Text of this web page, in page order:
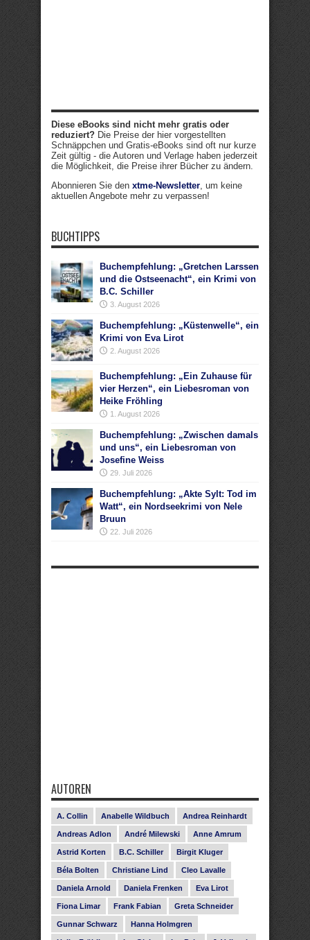
Diese eBooks sind nicht mehr gratis oder
reduziert? Die Preise der hier vorgestellten
Schnäppchen und Gratis-eBooks sind oft nur kurze
Zeit gültig - die Autoren und Verlage haben jederzeit
die Möglichkeit, die Preise ihrer Bücher zu ändern.
Abonnieren Sie den xtme-Newsletter , um keine
aktuellen Angebote mehr zu verpassen!
BUCHTIPPS
Buchempfehlung: „Gretchen Larssen
und die Ostseenacht“, ein Krimi von
B.C. Schiller
3. August 2026
Buchempfehlung: „Küstenwelle“, ein
Krimi von Eva Lirot
2. August 2026
Buchempfehlung: „Ein Zuhause für
vier Herzen“, ein Liebesroman von
Heike Fröhling
1. August 2026
Buchempfehlung: „Zwischen damals
und uns“, ein Liebesroman von
Josefine Weiss
29. Juli 2026
Buchempfehlung: „Akte Sylt: Tod im
Watt“, ein Nordseekrimi von Nele
Bruun
22. Juli 2026
AUTOREN
A. Collin Anabelle Wildbuch Andrea Reinhardt
Andreas Adlon André Milewski Anne Amrum
Astrid Korten B.C. Schiller Birgit Kluger
Béla Bolten Christiane Lind Cleo Lavalle
Daniela Arnold Daniela Frenken Eva Lirot
Fiona Limar Frank Fabian Greta Schneider
Gunnar Schwarz Hanna Holmgren